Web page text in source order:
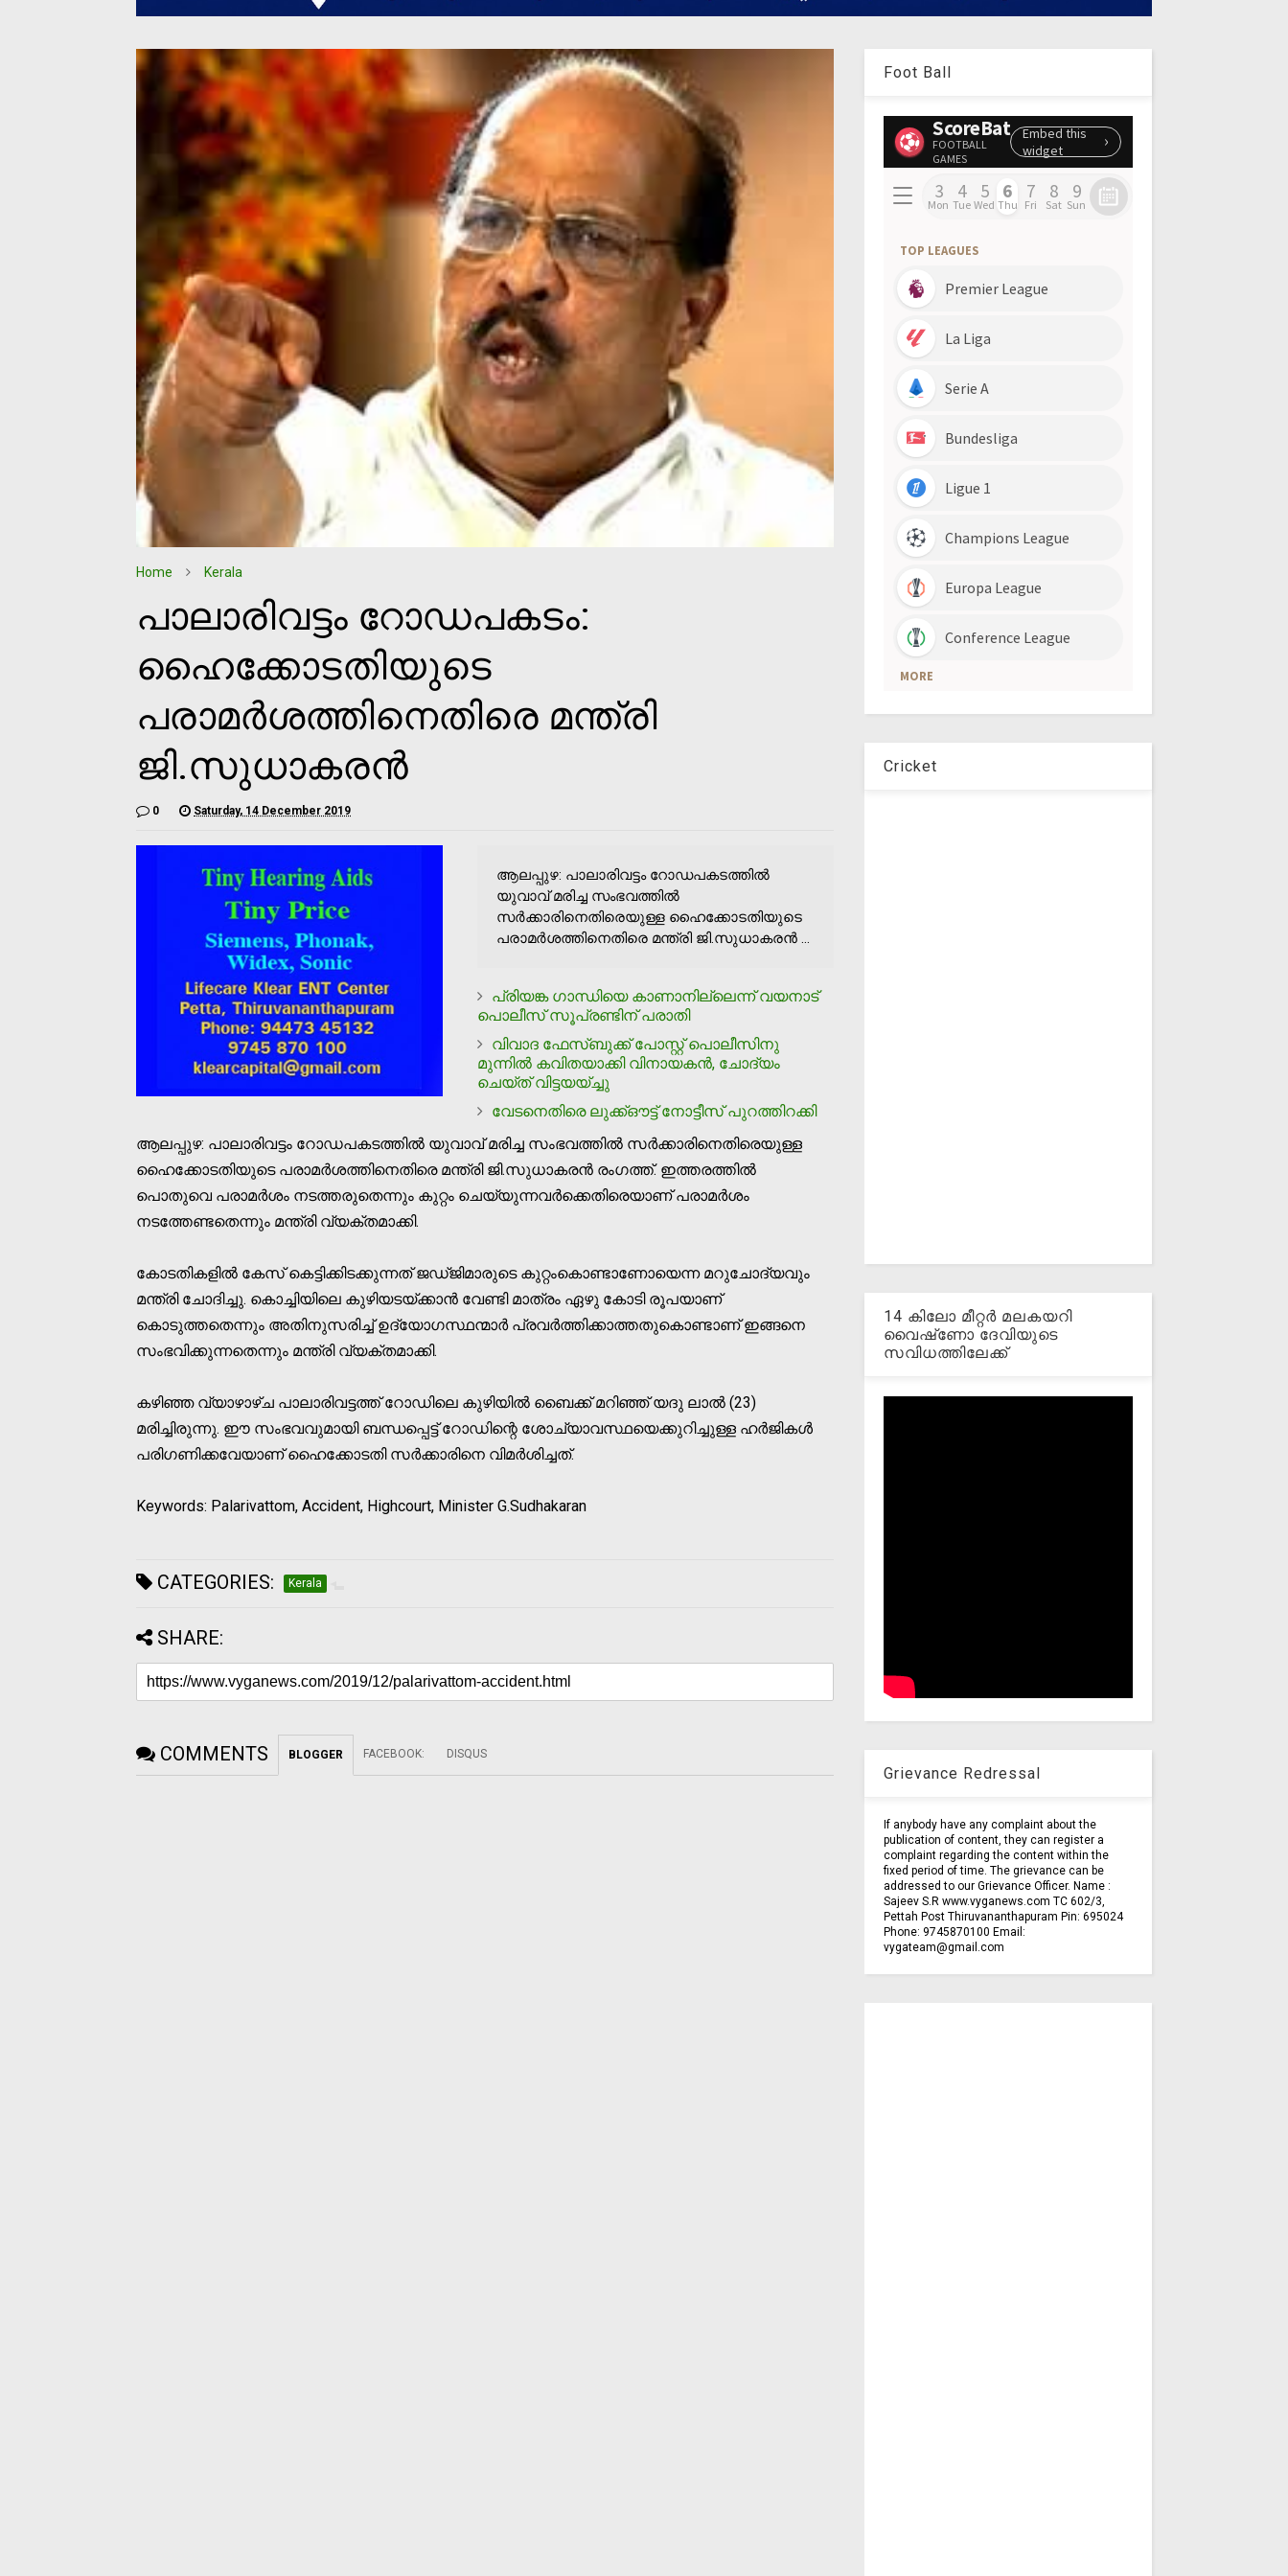
Home Kerala
പാലാരിവട്ടം റോഡപകടം:
ഹൈക്കോടതിയുടെ
പരാമര്‍ശത്തിനെതിരെ മന്ത്രി
ജി.സുധാകരന്‍
0 Saturday, 14 December 2019
ആലപ്പുഴ: പാലാരിവട്ടം റോഡപകടത്തില്‍
യുവാവ് മരിച്ച സംഭവത്തില്‍
സര്‍ക്കാരിനെതിരെയുള്ള ഹൈക്കോടതിയുടെ
പരാമര്‍ശത്തിനെതിരെ മന്ത്രി ജി.സുധാകരന്‍ ...
പ്രിയങ്ക ഗാന്ധിയെ കാണാനില്ലെന്ന് വയനാട്
പൊലീസ് സൂപ്രണ്ടിന് പരാതി
വിവാദ ഫേസ്ബുക്ക് പോസ്റ്റ് പൊലീസിനു
മുന്നിൽ കവിതയാക്കി വിനായകൻ, ചോദ്യം
ചെയ്ത് വിട്ടയയ്ച്ചു
വേടനെതിരെ ലുക്ക്ഔട്ട് നോട്ടീസ് പുറത്തിറക്കി
ആലപ്പുഴ: പാലാരിവട്ടം റോഡപകടത്തില്‍ യുവാവ് മരിച്ച സംഭവത്തില്‍ സര്‍ക്കാരിനെതിരെയുള്ള
ഹൈക്കോടതിയുടെ പരാമര്‍ശത്തിനെതിരെ മന്ത്രി ജി.സുധാകരന്‍ രംഗത്ത്. ഇത്തരത്തില്‍
പൊതുവെ പരാമര്‍ശം നടത്തരുതെന്നും കുറ്റം ചെയ്യുന്നവര്‍ക്കെതിരെയാണ് പരാമര്‍ശം
നടത്തേണ്ടതെന്നും മന്ത്രി വ്യക്തമാക്കി.
കോടതികളില്‍ കേസ് കെട്ടിക്കിടക്കുന്നത് ജഡ്ജിമാരുടെ കുറ്റംകൊണ്ടാണോയെന്ന മറുചോദ്യവും
മന്ത്രി ചോദിച്ചു. കൊച്ചിയിലെ കുഴിയടയ്ക്കാന്‍ വേണ്ടി മാത്രം ഏഴു കോടി രൂപയാണ്
കൊടുത്തതെന്നും അതിനുസരിച്ച് ഉദ്യോഗസ്ഥന്മാര്‍ പ്രവര്‍ത്തിക്കാത്തതുകൊണ്ടാണ് ഇങ്ങനെ
സംഭവിക്കുന്നതെന്നും മന്ത്രി വ്യക്തമാക്കി.
കഴിഞ്ഞ വ്യാഴാഴ്ച പാലാരിവട്ടത്ത് റോഡിലെ കുഴിയില്‍ ബൈക്ക് മറിഞ്ഞ് യദു ലാല്‍ (23)
മരിച്ചിരുന്നു. ഈ സംഭവവുമായി ബന്ധപ്പെട്ട് റോഡിന്റെ ശോച്യാവസ്ഥയെക്കുറിച്ചുള്ള ഹര്‍ജികള്‍
പരിഗണിക്കവേയാണ് ഹൈക്കോടതി സര്‍ക്കാരിനെ വിമര്‍ശിച്ചത്.
Keywords: Palarivattom, Accident, Highcourt, Minister G.Sudhakaran
CATEGORIES: Kerala
SHARE:
COMMENTS BLOGGER FACEBOOK: DISQUS
Foot Ball
Cricket
14 കിലോ മീറ്റര്‍ മലകയറി
വൈഷ്‌ണോ ദേവിയുടെ
സവിധത്തിലേക്ക്
Grievance Redressal
If anybody have any complaint about the
publication of content, they can register a
complaint regarding the content within the
fixed period of time. The grievance can be
addressed to our Grievance Officer. Name :
Sajeev S.R www.vyganews.com TC 602/3,
Pettah Post Thiruvananthapuram Pin: 695024
Phone: 9745870100 Email:
vygateam@gmail.com